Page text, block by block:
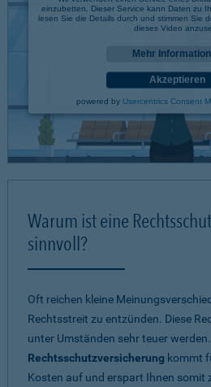
einzubetten. Dieser Service kann Daten zu
lesen Sie die Details durch und stimmen Sie
dieses Video
Mehr
Akzeptieren
powered by Usercentrics Consent
Warum ist eine
sinnvoll?
Oft reichen kleine
Rechtsstreit zu entzünden. Diese
unter Umständen sehr teuer
Rechtsschutzversicherung kommt
Kosten auf und erspart Ihnen somit